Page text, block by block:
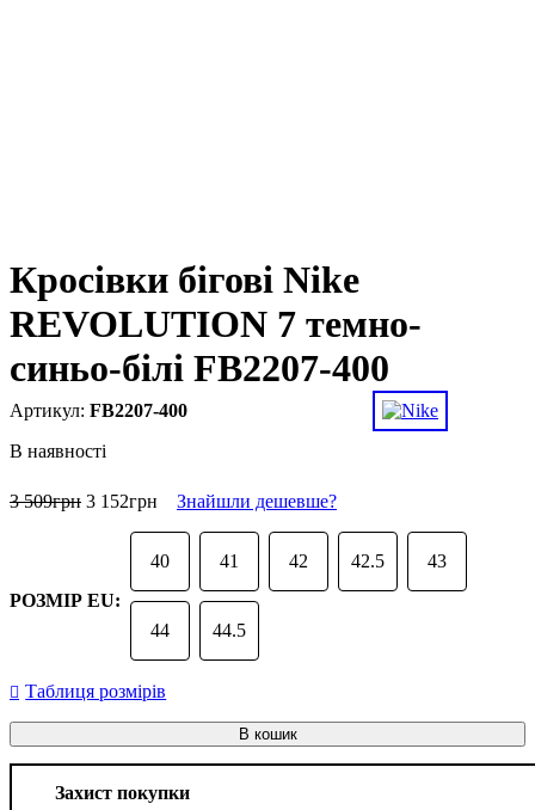
Кросівки бігові Nike
REVOLUTION 7 темно-
синьо-білі FB2207-400
FB2207-400
В наявності
3 509грн 3 152грн Знайшли дешевше?
РОЗМІР EU:
40 41 42 42.5 43
44 44.5
Таблиця розмірів
В кошик
Захист покупки